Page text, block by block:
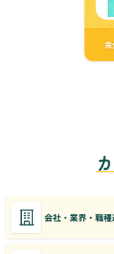
完
会社・業界・職種